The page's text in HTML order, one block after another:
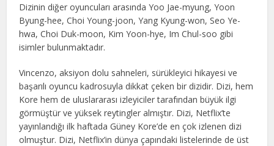
Dizinin diğer oyuncuları arasında Yoo Jae-myung, Yoon
Byung-hee, Choi Young-joon, Yang Kyung-won, Seo Ye-
hwa, Choi Duk-moon, Kim Yoon-hye, Im Chul-soo gibi
isimler bulunmaktadır.
Vincenzo, aksiyon dolu sahneleri, sürükleyici hikayesi ve
başarılı oyuncu kadrosuyla dikkat çeken bir dizidir. Dizi, hem
Kore hem de uluslararası izleyiciler tarafından büyük ilgi
görmüştür ve yüksek reytingler almıştır. Dizi, Netflix’te
yayınlandığı ilk haftada Güney Kore’de en çok izlenen dizi
olmuştur. Dizi, Netflix’in dünya çapındaki listelerinde de üst